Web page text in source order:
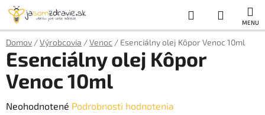
Prejsť
obsah
Hľadať
KOŠÍK
Domov /Výrobcovia /Venoc / Esenciálny olej Kôpor Venoc 10ml
Esenciálny olej Kôpor
Venoc 10ml
Priemerné
Neohodnotené Podrobnosti hodnotenia